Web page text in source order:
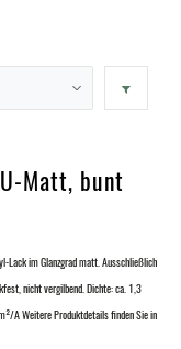
Matt, bunt
Lack im Glanzgrad matt. Ausschließlich
nicht vergilbend. Dichte: ca. 1,3
A Weitere Produktdetails finden Sie in